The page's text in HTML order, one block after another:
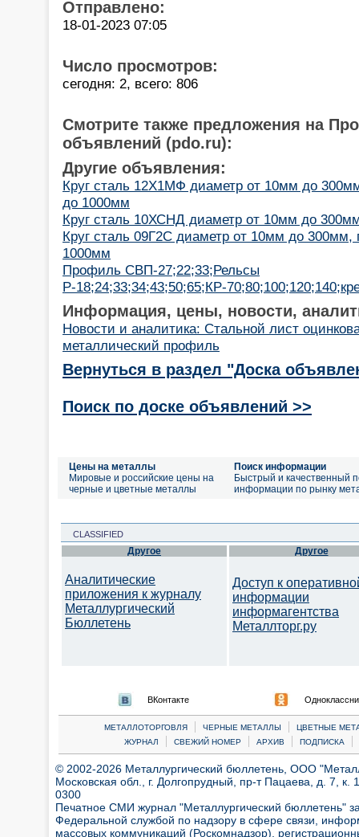
Отправлено:
18-01-2023 07:05
Число просмотров:
сегодня: 2, всего: 806
Смотрите также предложения на
объявлений (pdo.ru):
Другие объявления:
Круг сталь 12Х1МФ диаметр от 10мм до
до 1000мм
Круг сталь 10ХСНД диаметр от 10мм до
Круг сталь 09Г2С диаметр от 10мм до 300мм,
1000мм
Профиль СВП-27;22;33;Рельсы
Р-18;24;33;34;43;50;65;КР-
Информация, цены, новости,
Новости и аналитика: Стальной лист
металлический профиль
Вернуться в раздел "Доска
Поиск по доске объявлений >>
Цены на металлы
Мировые и российские цены на
черные и цветные металлы
Поиск информации
Быстрый и качественный
информации по рынку
CLASSIFIED
Другое
Аналитические
приложения к журналу
Металлургический
Бюллетень
Другое
Доступ к
информации
информагентства
Металлторг.ру
ВКонтакте
МЕТАЛЛОТОРГОВЛЯ | ЧЕРНЫЕ МЕТАЛЛЫ |
ЦВЕТНЫЕ
ЖУРНАЛ
| СВЕЖИЙ НОМЕР | АРХИВ | ПОДПИСКА |
© 2002-2026 Металлургический бюллетень, ООО
Московская обл., г. Долгопрудный, пр-т Пацаева, д. 7,
0300
Печатное СМИ журнал "Металлургический бюллетень"
Федеральной службой по надзору в сфере связи,
массовых коммуникаций (Роскомнадзор),